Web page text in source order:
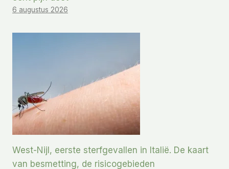
6 augustus 2026
West-Nijl, eerste sterfgevallen in Italië. De kaart
van besmetting, de risicogebieden